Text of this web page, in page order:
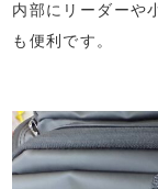
内部にリーダーや
も便利です。